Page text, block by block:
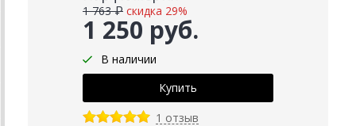
1 250 руб.
1 763 ₽ скидка 29%
В наличии
1 отзыв